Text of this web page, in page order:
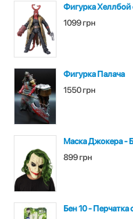
Фигурка Хеллбой
1099 грн
Фигурка Палача
1550 грн
Маска Джокера -
899 грн
Бен 10 - Перчатка